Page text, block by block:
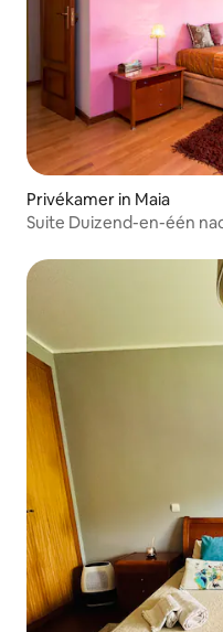
Privékamer in Maia
Suite Duizend-en-één